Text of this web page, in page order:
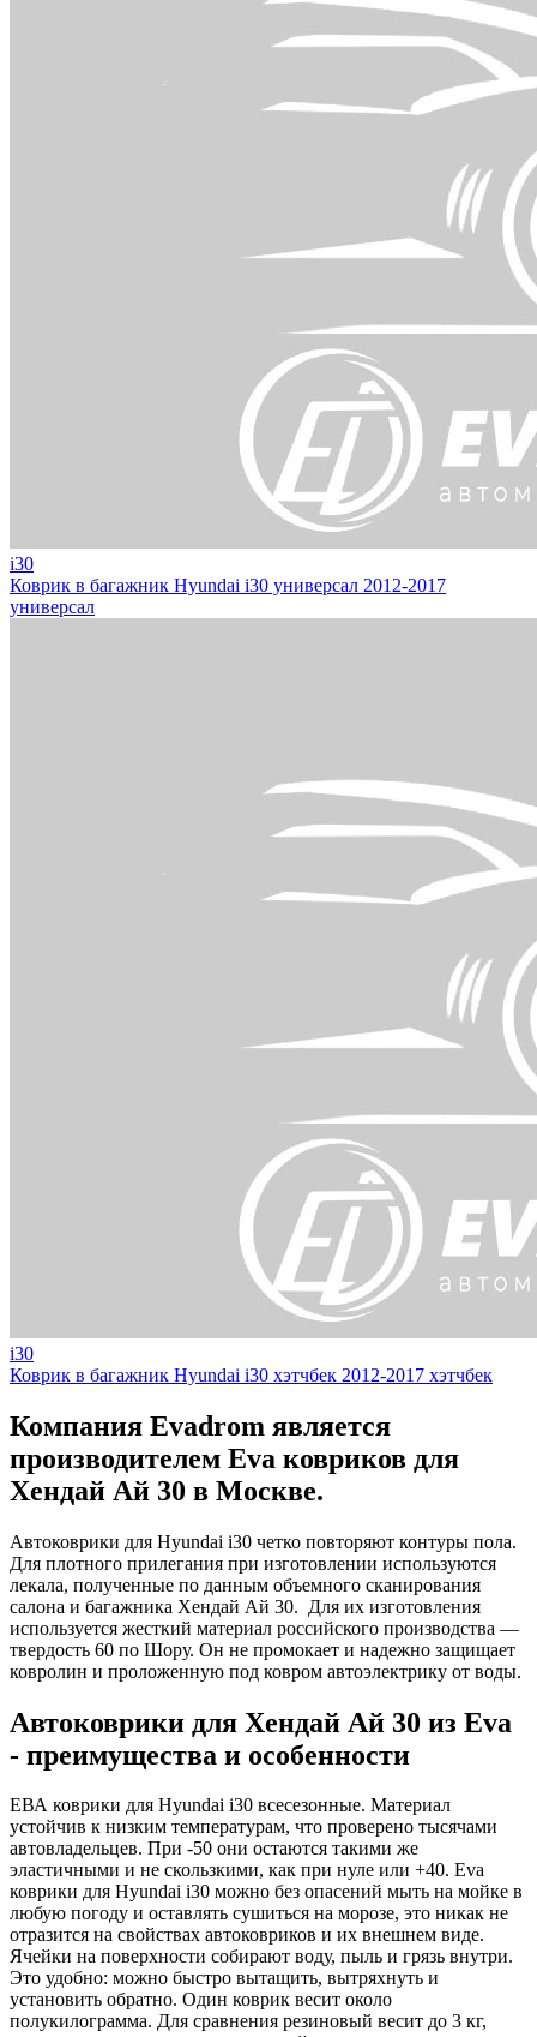
i30
Коврик в багажник Hyundai i30 универсал 2012-2017
универсал
i30
Коврик в багажник Hyundai i30 хэтчбек 2012-2017 хэтчбек
Компания Evadrom является
производителем Eva ковриков для
Хендай Ай 30 в Москве.
Автоковрики для Hyundai i30 четко повторяют контуры пола.
Для плотного прилегания при изготовлении используются
лекала, полученные по данным объемного сканирования
салона и багажника Хендай Ай 30. Для их изготовления
используется жесткий материал российского производства —
твердость 60 по Шору. Он не промокает и надежно защищает
ковролин и проложенную под ковром автоэлектрику от воды.
Автоковрики для Хендай Ай 30 из Eva
- преимущества и особенности
ЕВА коврики для Hyundai i30 всесезонные. Материал
устойчив к низким температурам, что проверено тысячами
автовладельцев. При -50 они остаются такими же
эластичными и не скользкими, как при нуле или +40. Eva
коврики для Hyundai i30 можно без опасений мыть на мойке в
любую погоду и оставлять сушиться на морозе, это никак не
отразится на свойствах автоковриков и их внешнем виде.
Ячейки на поверхности собирают воду, пыль и грязь внутри.
Это удобно: можно быстро вытащить, вытряхнуть и
установить обратно. Один коврик весит около
полукилограмма. Для сравнения резиновый весит до 3 кг,